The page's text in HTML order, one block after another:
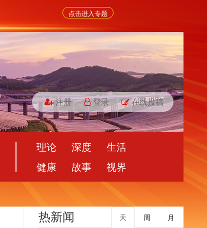
点击进入专题
注册 登录 在线投稿
理论 深度
生活
健康
故事 视界
热新闻 月
周
天